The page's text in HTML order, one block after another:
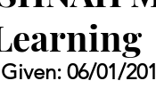
06/01/